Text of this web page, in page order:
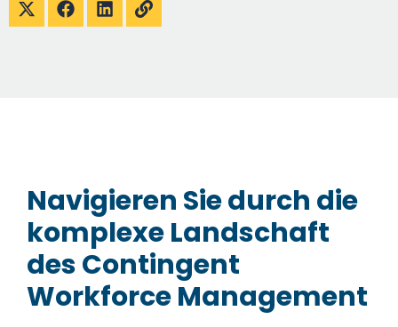
Navigieren Sie durch die
komplexe Landschaft
des Contingent
Workforce Management